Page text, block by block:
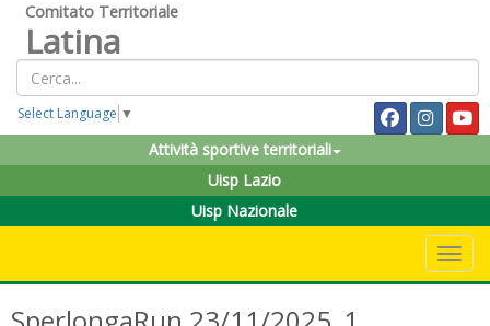
Comitato Territoriale
Latina
Select Language ▼
Attività sportive territoriali
Uisp Lazio
Uisp Nazionale